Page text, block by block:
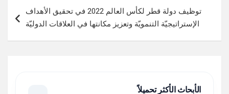
توظيف دولة قطر لكأس العالم 2022 في تحقيق الأهداف
الإستراتيجيّة التنمويّة وتعزيز مكانتها في العلاقات الدوليّة
الأبحاث الأكثر تحميلاً